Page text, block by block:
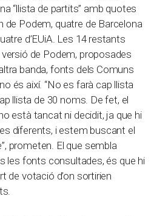
“llista de partits” amb quotes
de Podem, quatre de Barcelona
d’EUiA. Les 14 restants
de Podem, proposades
banda, fonts dels Comuns
és així. “No es farà cap llista
llista de 30 noms. De fet, el
està tancat ni decidit, ja que hi
diferents, i estem buscant el
prometen. El que sembla
les fonts consultades, és que hi
de votació d’on sortirien